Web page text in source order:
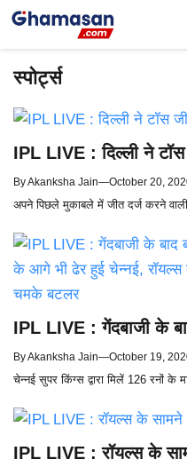
Skip
स्पोर्ट्स
IPL LIVE : दिल्ली ने टॉस
ByAkanksha Jain—October 20,
अपने पिछले मुकाबले में जीत दर्ज करने
IPL LIVE : गेंदबाजी के
ByAkanksha Jain—October 19,
चेन्नई सुपर किंग्स द्वारा मिलें 126 रनों
IPL LIVE : रॉयल्स के